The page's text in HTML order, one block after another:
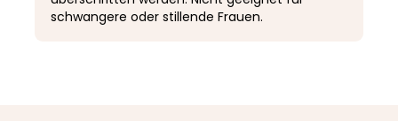
schwangere oder stillende Frauen.